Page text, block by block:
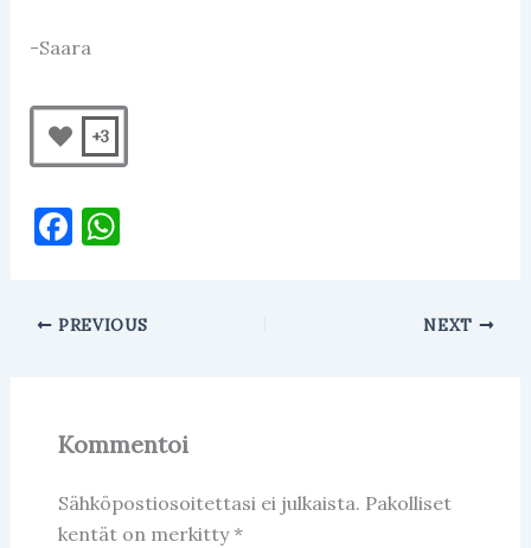
-Saara
+3
F
e
o
k
W
s
p
PREVIOUS NEXT
Kommentoi
Sähköpostiosoitettasi ei julkaista. Pakolliset
kentät on merkitty*